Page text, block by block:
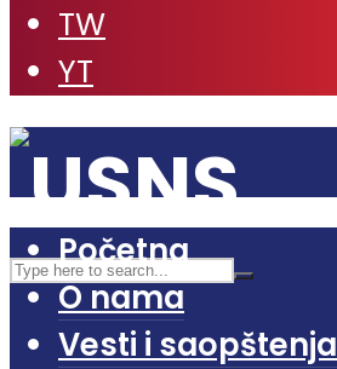
TW
YT
Početna
O nama
Vesti i saopštenja